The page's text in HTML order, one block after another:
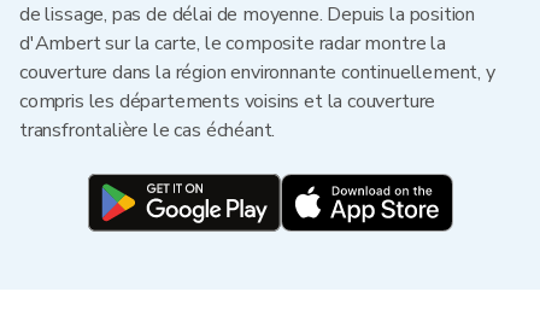
de lissage, pas de délai de moyenne. Depuis la position
d'Ambert sur la carte, le composite radar montre la
couverture dans la région environnante continuellement, y
compris les départements voisins et la couverture
transfrontalière le cas échéant.